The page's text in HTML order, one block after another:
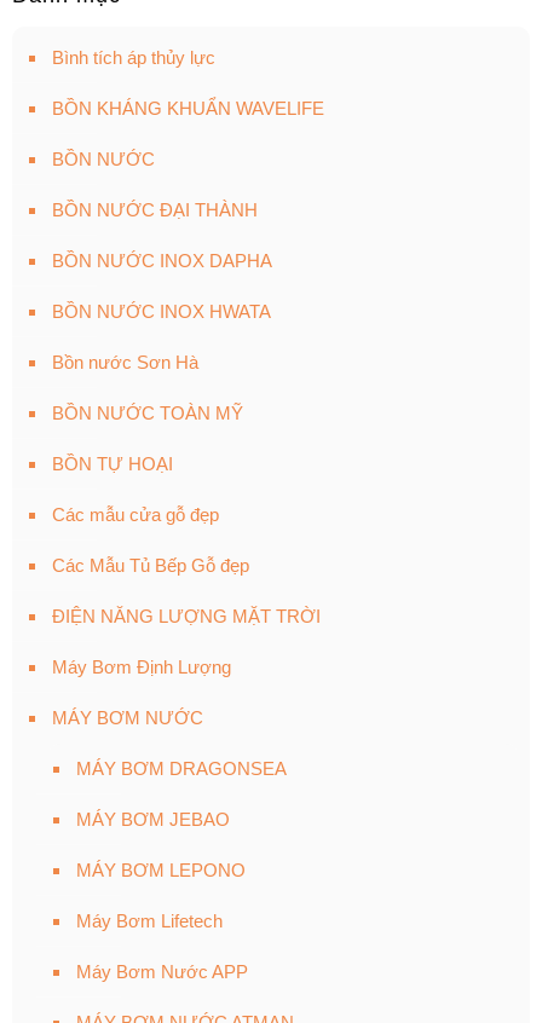
Bình tích áp thủy lực
BỒN KHÁNG KHUẨN WAVELIFE
BỒN NƯỚC
BỒN NƯỚC ĐẠI THÀNH
BỒN NƯỚC INOX DAPHA
BỒN NƯỚC INOX HWATA
Bồn nước Sơn Hà
BỒN NƯỚC TOÀN MỸ
BỒN TỰ HOẠI
Các mẫu cửa gỗ đẹp
Các Mẫu Tủ Bếp Gỗ đẹp
ĐIỆN NĂNG LƯỢNG MẶT TRỜI
Máy Bơm Định Lượng
MÁY BƠM NƯỚC
MÁY BƠM DRAGONSEA
MÁY BƠM JEBAO
MÁY BƠM LEPONO
Máy Bơm Lifetech
Máy Bơm Nước APP